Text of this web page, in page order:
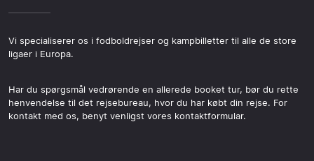
Vi specialiserer os i fodboldrejser og kampbilletter til alle de store
ligaer i Europa.
Har du spørgsmål vedrørende en allerede booket tur, bør du rette
henvendelse til det rejsebureau, hvor du har købt din rejse. For
kontakt med os, benyt venligst vores kontaktformular.